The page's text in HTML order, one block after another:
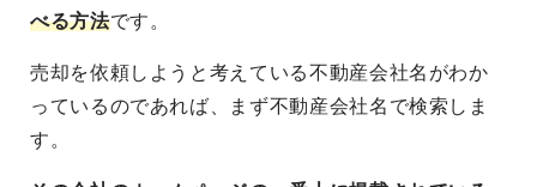
べる方法です。
売却を依頼しようと考えている不動産会社名がわか
っているのであれば、まず不動産会社名で検索しま
す。